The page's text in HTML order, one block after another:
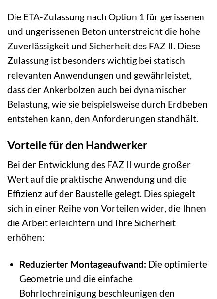
Die ETA-Zulassung nach Option 1 für gerissenen
und ungerissenen Beton unterstreicht die hohe
Zuverlässigkeit und Sicherheit des FAZ II. Diese
Zulassung ist besonders wichtig bei statisch
relevanten Anwendungen und gewährleistet,
dass der Ankerbolzen auch bei dynamischer
Belastung, wie sie beispielsweise durch Erdbeben
entstehen kann, den Anforderungen standhält.
Vorteile für den Handwerker
Bei der Entwicklung des FAZ II wurde großer
Wert auf die praktische Anwendung und die
Effizienz auf der Baustelle gelegt. Dies spiegelt
sich in einer Reihe von Vorteilen wider, die Ihnen
die Arbeit erleichtern und Ihre Sicherheit
erhöhen:
Reduzierter Montageaufwand: Die optimierte
Geometrie und die einfache
Bohrlochreinigung beschleunigen den